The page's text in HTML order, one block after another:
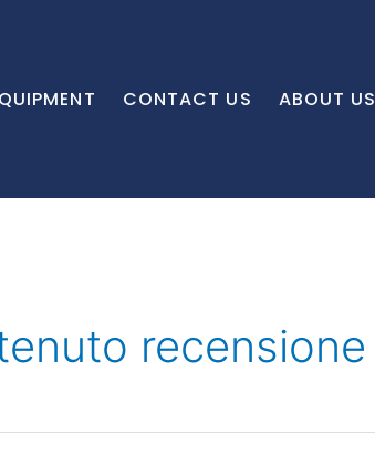
CONTACT US ABOUT US
recensione